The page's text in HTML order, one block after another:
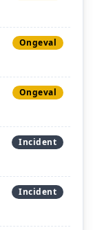
Ongeval
Ongeval
Incident
Incident